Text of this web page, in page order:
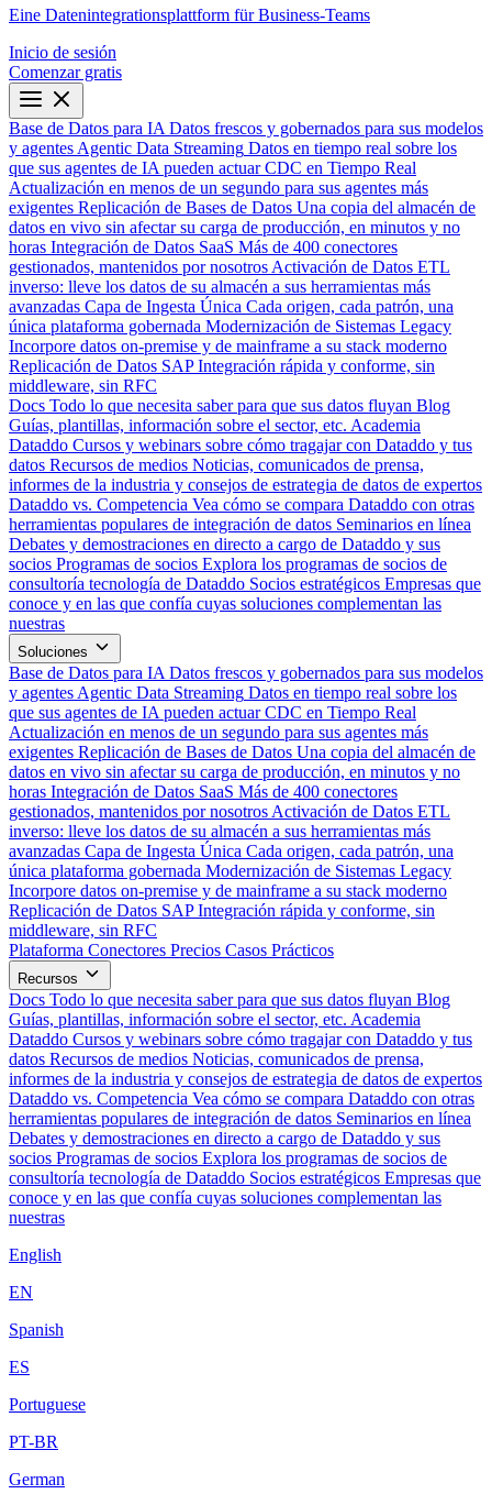
Eine Datenintegrationsplattform für Business-Teams
Inicio de sesión
Comenzar gratis
Base de Datos para IA Datos frescos y gobernados para sus modelos
y agentes Agentic Data Streaming Datos en tiempo real sobre los
que sus agentes de IA pueden actuar CDC en Tiempo Real
Actualización en menos de un segundo para sus agentes más
exigentes Replicación de Bases de Datos Una copia del almacén de
datos en vivo sin afectar su carga de producción, en minutos y no
horas Integración de Datos SaaS Más de 400 conectores
gestionados, mantenidos por nosotros Activación de Datos ETL
inverso: lleve los datos de su almacén a sus herramientas más
avanzadas Capa de Ingesta Única Cada origen, cada patrón, una
única plataforma gobernada Modernización de Sistemas Legacy
Incorpore datos on-premise y de mainframe a su stack moderno
Replicación de Datos SAP Integración rápida y conforme, sin
middleware, sin RFC
Docs Todo lo que necesita saber para que sus datos fluyan Blog
Guías, plantillas, información sobre el sector, etc. Academia
Dataddo Cursos y webinars sobre cómo tragajar con Dataddo y tus
datos Recursos de medios Noticias, comunicados de prensa,
informes de la industria y consejos de estrategia de datos de expertos
Dataddo vs. Competencia Vea cómo se compara Dataddo con otras
herramientas populares de integración de datos Seminarios en línea
Debates y demostraciones en directo a cargo de Dataddo y sus
socios Programas de socios Explora los programas de socios de
consultoría tecnología de Dataddo Socios estratégicos Empresas que
conoce y en las que confía cuyas soluciones complementan las
nuestras
Soluciones
Base de Datos para IA Datos frescos y gobernados para sus modelos
y agentes Agentic Data Streaming Datos en tiempo real sobre los
que sus agentes de IA pueden actuar CDC en Tiempo Real
Actualización en menos de un segundo para sus agentes más
exigentes Replicación de Bases de Datos Una copia del almacén de
datos en vivo sin afectar su carga de producción, en minutos y no
horas Integración de Datos SaaS Más de 400 conectores
gestionados, mantenidos por nosotros Activación de Datos ETL
inverso: lleve los datos de su almacén a sus herramientas más
avanzadas Capa de Ingesta Única Cada origen, cada patrón, una
única plataforma gobernada Modernización de Sistemas Legacy
Incorpore datos on-premise y de mainframe a su stack moderno
Replicación de Datos SAP Integración rápida y conforme, sin
middleware, sin RFC
Plataforma Conectores Precios Casos Prácticos
Recursos
Docs Todo lo que necesita saber para que sus datos fluyan Blog
Guías, plantillas, información sobre el sector, etc. Academia
Dataddo Cursos y webinars sobre cómo tragajar con Dataddo y tus
datos Recursos de medios Noticias, comunicados de prensa,
informes de la industria y consejos de estrategia de datos de expertos
Dataddo vs. Competencia Vea cómo se compara Dataddo con otras
herramientas populares de integración de datos Seminarios en línea
Debates y demostraciones en directo a cargo de Dataddo y sus
socios Programas de socios Explora los programas de socios de
consultoría tecnología de Dataddo Socios estratégicos Empresas que
conoce y en las que confía cuyas soluciones complementan las
nuestras
English
EN
Spanish
ES
Portuguese
PT-BR
German